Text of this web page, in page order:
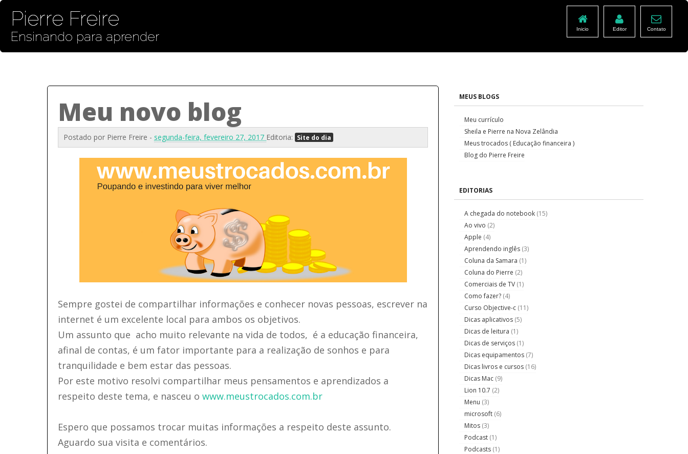
Pierre Freire
Ensinando para aprender Inicio Editor Contato
Meu novo blog
Postado por Pierre Freire - segunda-feira, fevereiro 27, 2017 Editoria: Site do dia
Sempre gostei de compartilhar informações e conhecer novas pessoas, escrever na
internet é um excelente local para ambos os objetivos.
Um assunto que acho muito relevante na vida de todos, é a educação financeira,
afinal de contas, é um fator importante para a realização de sonhos e para
tranquilidade e bem estar das pessoas.
Por este motivo resolvi compartilhar meus pensamentos e aprendizados a
respeito deste tema, e nasceu o www.meustrocados.com.br
Espero que possamos trocar muitas informações a respeito deste assunto.
Aguardo sua visita e comentários.
MEUS BLOGS
Meu currículo
Sheila e Pierre na Nova Zelândia
Meus trocados ( Educação financeira )
Blog do Pierre Freire
EDITORIAS
A chegada do notebook (15)
Ao vivo (2)
Apple (4)
Aprendendo inglês (3)
Coluna da Samara (1)
Coluna do Pierre (2)
Comerciais de TV (1)
Como fazer? (4)
Curso Objective-c (11)
Dicas aplicativos (5)
Dicas de leitura (1)
Dicas de serviços (1)
Dicas equipamentos (7)
Dicas livros e cursos (16)
Dicas Mac (9)
Lion 10.7 (2)
Menu (3)
microsoft (6)
Mitos (3)
Podcast (1)
Podcasts (1)